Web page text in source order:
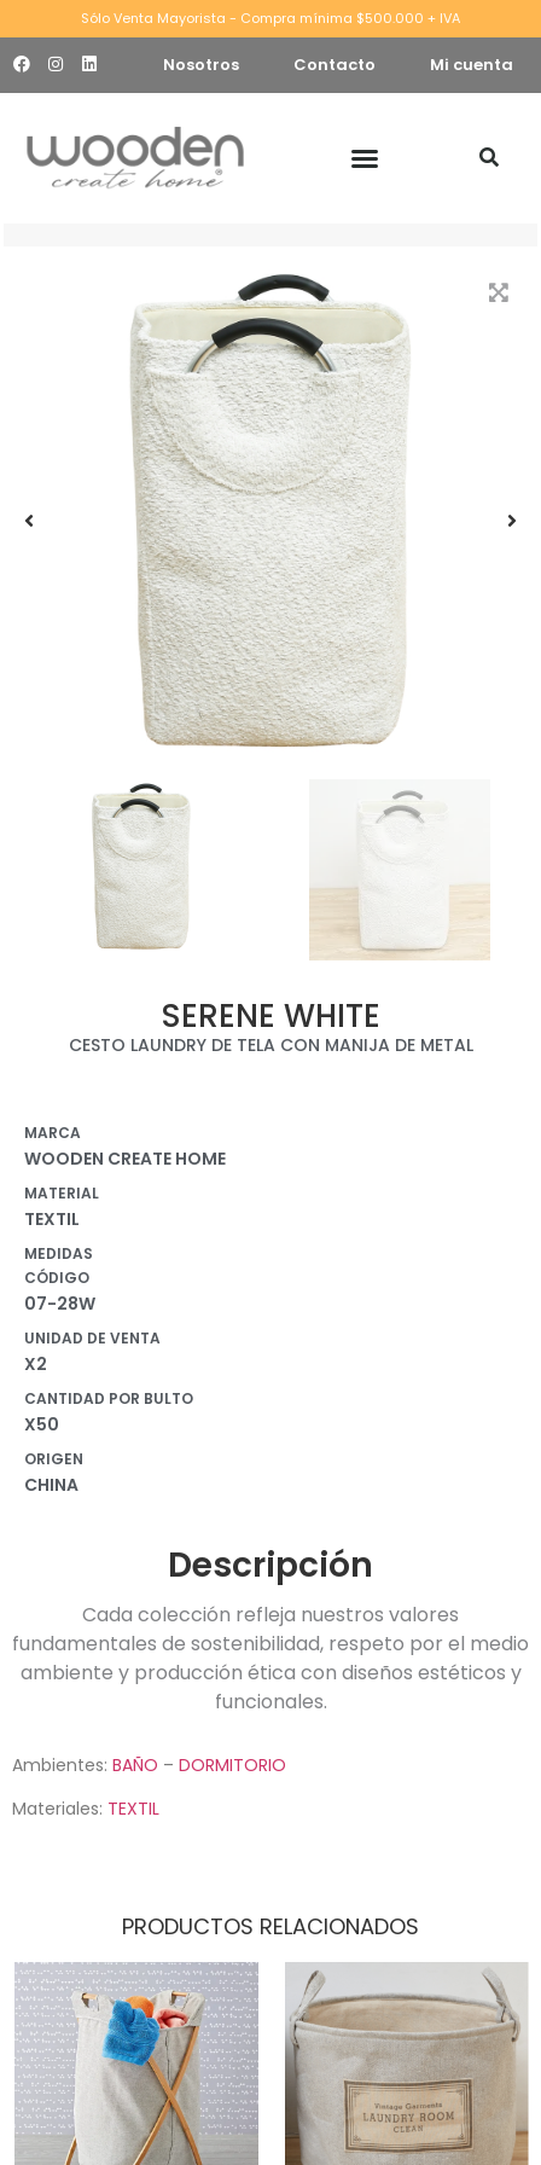
Sólo Venta Mayorista - Compra mínima $500.000 + IVA
Nosotros Contacto Mi cuenta
SERENE WHITE
CESTO LAUNDRY DE TELA CON MANIJA DE METAL
MARCA
WOODEN CREATE HOME
MATERIAL
TEXTIL
MEDIDAS
CÓDIGO
07-28W
UNIDAD DE VENTA
X2
CANTIDAD POR BULTO
X50
ORIGEN
CHINA
Descripción
Cada colección refleja nuestros valores
fundamentales de sostenibilidad, respeto por el medio
ambiente y producción ética con diseños estéticos y
funcionales.
Ambientes: BAÑO – DORMITORIO
Materiales: TEXTIL
PRODUCTOS RELACIONADOS